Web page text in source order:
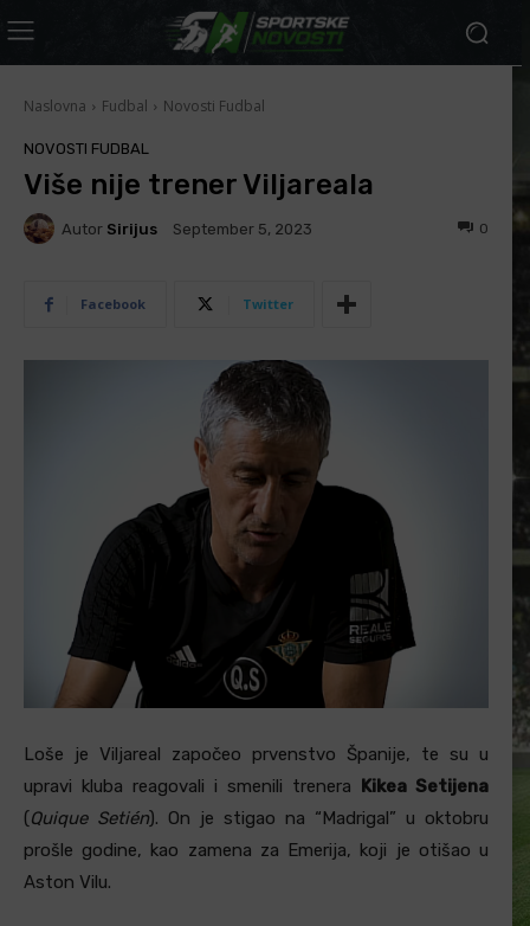
Naslovna Fudbal Novosti Fudbal
NOVOSTI FUDBAL
Više nije trener Viljareala
Autor Sirijus September 5, 2023 0
Facebook Twitter
Loše je Viljareal započeo prvenstvo Španije, te su u
upravi kluba reagovali i smenili trenera Kikea Setijena
(Quique Setién). On je stigao na “Madrigal” u oktobru
prošle godine, kao zamena za Emerija, koji je otišao u
Aston Vilu.